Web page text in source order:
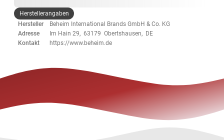
Herstellerangaben
Hersteller
Beheim International Brands GmbH & Co. KG
Adresse
Im Hain 29, 63179 Obertshausen, DE
Kontakt
https://www.beheim.de